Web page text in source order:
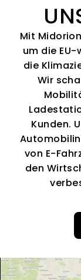
Mit
um die
die
Wir
Kunden.
von E-
den